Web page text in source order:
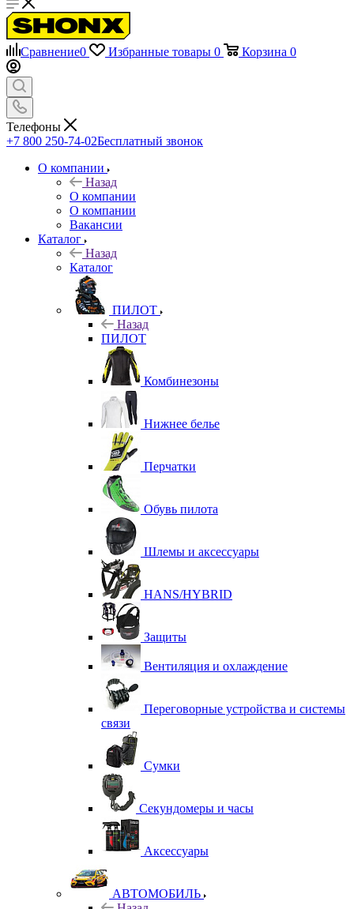
Сравнение0 Избранные товары 0 Корзина 0
Телефоны
+7 800 250-74-02Бесплатный звонок
О компании
Назад
О компании
О компании
Вакансии
Каталог
Назад
Каталог
ПИЛОТ
Назад
ПИЛОТ
Комбинезоны
Нижнее белье
Перчатки
Обувь пилота
Шлемы и аксессуары
HANS/HYBRID
Защиты
Вентиляция и охлаждение
Переговорные устройства и системы
связи
Сумки
Секундомеры и часы
Аксессуары
АВТОМОБИЛЬ